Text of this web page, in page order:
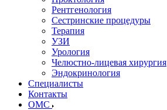
Рентгенология
Сестринские процедуры
Терапия
УЗИ
Урология
Челюстно-лицевая хирургия
Эндокринология
Специалисты
Контакты
ОМС